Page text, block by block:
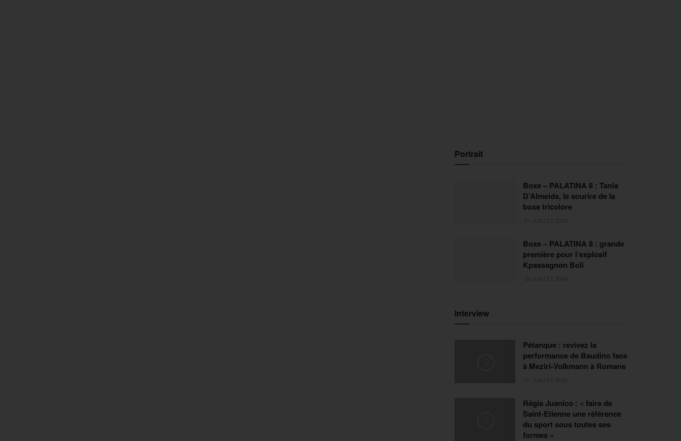
Portrait
Boxe – PALATINA 8 : Tania
D’Almeida, le sourire de la
boxe tricolore
Boxe – PALATINA 8 : grande
première pour l’explosif
Kpassagnon Boli
Interview
Pétanque : revivez la
performance de Baudino face
à Meziri-Volkmann à Romans
Régis Juanico : « faire de
Saint-Etienne une référence
du sport sous toutes ses
formes »